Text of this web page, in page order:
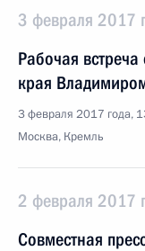
3 февраля 2017
Рабочая
края
3 февраля 2017 года,
Москва, Кремль
2 февраля 2017
Совместная